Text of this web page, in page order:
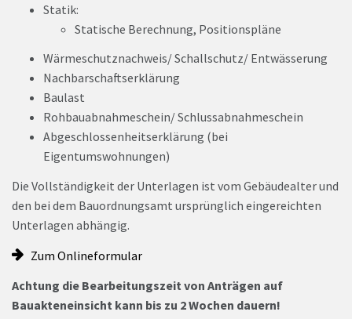
Statik:
Statische Berechnung, Positionspläne
Wärmeschutznachweis/ Schallschutz/ Entwässerung
Nachbarschaftserklärung
Baulast
Rohbauabnahmeschein/ Schlussabnahmeschein
Abgeschlossenheitserklärung (bei
Eigentumswohnungen)
Die Vollständigkeit der Unterlagen ist vom Gebäudealter und
den bei dem Bauordnungsamt ursprünglich eingereichten
Unterlagen abhängig.
Zum Onlineformular
Achtung die Bearbeitungszeit von Anträgen auf
Bauakteneinsicht kann bis zu 2 Wochen dauern!